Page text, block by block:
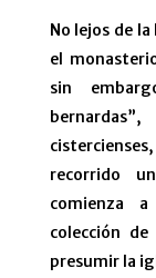
No lejos de
el
sin
recorrido
comienza
colección
presumir la